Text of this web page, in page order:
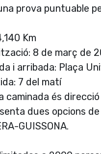
prova puntuable
Km
8 de març de
i arribada: Plaça
7 del matí
caminada és
dues opcions de
GUISSONA.